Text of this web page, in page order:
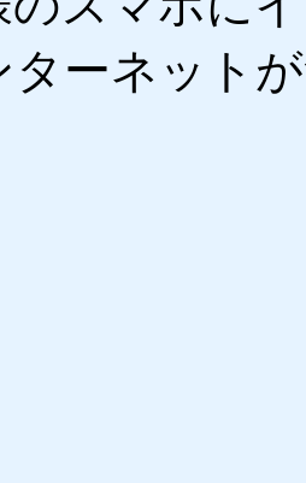
ターネット